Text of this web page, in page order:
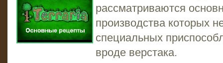
рассматриваются
производства которых
специальных
вроде верстака.